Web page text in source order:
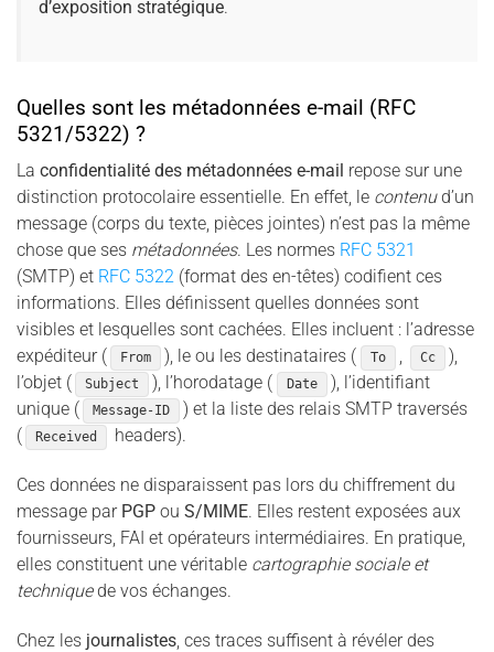
d’exposition stratégique.
Quelles sont les métadonnées e-mail (RFC
5321/5322) ?
La confidentialité des métadonnées e-mail repose sur une
distinction protocolaire essentielle. En effet, le contenud’un
message (corps du texte, pièces jointes) n’est pas la même
chose que ses métadonnées. Les normes RFC 5321
(SMTP) et RFC 5322 (format des en-têtes) codifient ces
informations. Elles définissent quelles données sont
visibles et lesquelles sont cachées. Elles incluent : l’adresse
expéditeur (
From ), le ou les destinataires ( To , Cc
),
l’objet (
Subject ), l’horodatage ( Date
), l’identifiant
unique (
Message-ID
) et la liste des relais SMTP traversés
(
Received headers).
Ces données ne disparaissent pas lors du chiffrement du
message par PGP ou S/MIME. Elles restent exposées aux
fournisseurs, FAI et opérateurs intermédiaires. En pratique,
elles constituent une véritable cartographie sociale et
techniquede vos échanges.
Chez les journalistes, ces traces suffisent à révéler des